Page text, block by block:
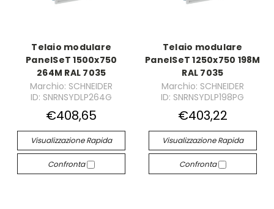
Telaio modulare
PanelSeT 1500x750
264M RAL 7035
Marchio: SCHNEIDER
ID: SNRNSYDLP264G
€408,65
Visualizzazione Rapida
Confronta
Telaio modulare
PanelSeT 1250x750 198M
RAL 7035
Marchio: SCHNEIDER
ID: SNRNSYDLP198PG
€403,22
Visualizzazione Rapida
Confronta